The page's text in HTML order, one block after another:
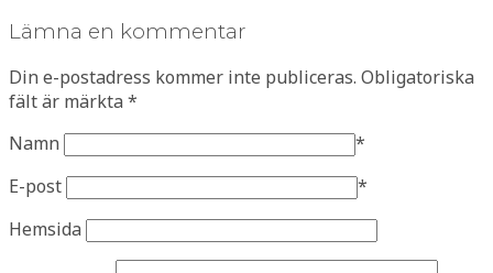
Lämna en kommentar
Din e-postadress kommer inte publiceras. Obligatoriska
fält är märkta *
Namn
*
E-post
*
Hemsida